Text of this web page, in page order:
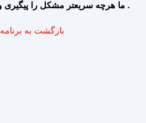
ما هرچه سریعتر مشکل را پیگیری و برطرف می کنیم .
بازگشت به برنامه